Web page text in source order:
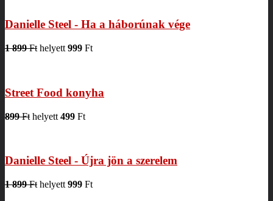
Danielle Steel - Ha a háborúnak vége
1 899 Ft helyett 999 Ft
Street Food konyha
899 Ft helyett 499 Ft
Danielle Steel - Újra jön a szerelem
1 899 Ft helyett 999 Ft